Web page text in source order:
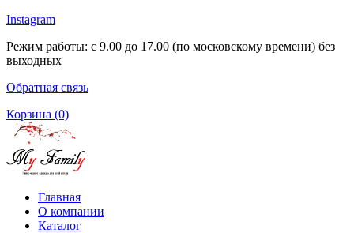
Instagram
Режим работы: с 9.00 до 17.00 (по московскому времени) без
выходных
Обратная связь
Корзина (0)
Главная
О компании
Каталог